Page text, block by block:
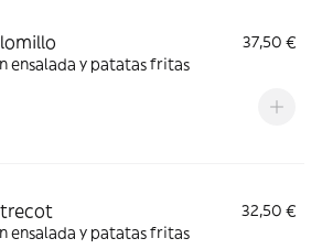
37,50 €
ensalada y patatas fritas
32,50 €
ensalada y patatas fritas